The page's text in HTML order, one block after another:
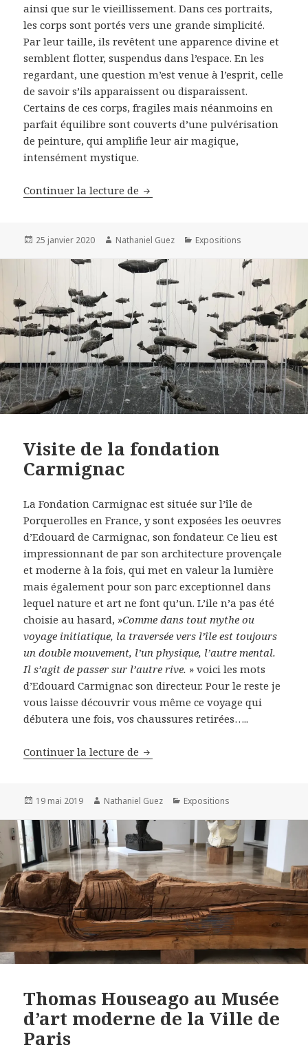
ainsi que sur le vieillissement. Dans ces portraits,
les corps sont portés vers une grande simplicité.
Par leur taille, ils revêtent une apparence divine et
semblent flotter, suspendus dans l’espace. En les
regardant, une question m’est venue à l’esprit, celle
de savoir s’ils apparaissent ou disparaissent.
Certains de ces corps, fragiles mais néanmoins en
parfait équilibre sont couverts d’une pulvérisation
de peinture, qui amplifie leur air magique,
intensément mystique.
Continuer la lecture de Georg Baselitz, chez Thaddaeus
Publié
25 janvier 2020 Auteur
Nathaniel Guez Catégories
Expositions
Visite de la fondation
Carmignac
La Fondation Carmignac est située sur l’île de
Porquerolles en France, y sont exposées les oeuvres
d’Edouard de Carmignac, son fondateur. Ce lieu est
impressionnant de par son architecture provençale
et moderne à la fois, qui met en valeur la lumière
mais également pour son parc exceptionnel dans
lequel nature et art ne font qu’un. L’ile n’a pas été
choisie au hasard, »Comme dans tout mythe ou
voyage initiatique, la traversée vers l’île est toujours
un double mouvement, l’un physique, l’autre mental.
Il s’agit de passer sur l’autre rive. » voici les mots
d’Edouard Carmignac son directeur. Pour le reste je
vous laisse découvrir vous même ce voyage qui
débutera une fois, vos chaussures retirées…..
Continuer la lecture de Visite de la fondation Carmignac
Publié
19 mai 2019 Auteur
Nathaniel Guez Catégories
Expositions
Thomas Houseago au Musée
d’art moderne de la Ville de
Paris